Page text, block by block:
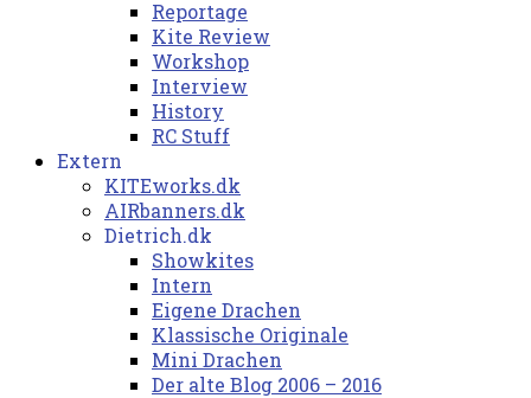
Reportage
Kite Review
Workshop
Interview
History
RC Stuff
Extern
KITEworks.dk
AIRbanners.dk
Dietrich.dk
Showkites
Intern
Eigene Drachen
Klassische Originale
Mini Drachen
Der alte Blog 2006 – 2016